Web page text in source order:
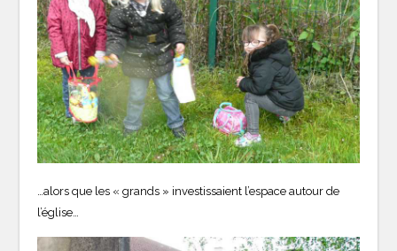
…alors que les « grands » investissaient l’espace autour de
l’église…